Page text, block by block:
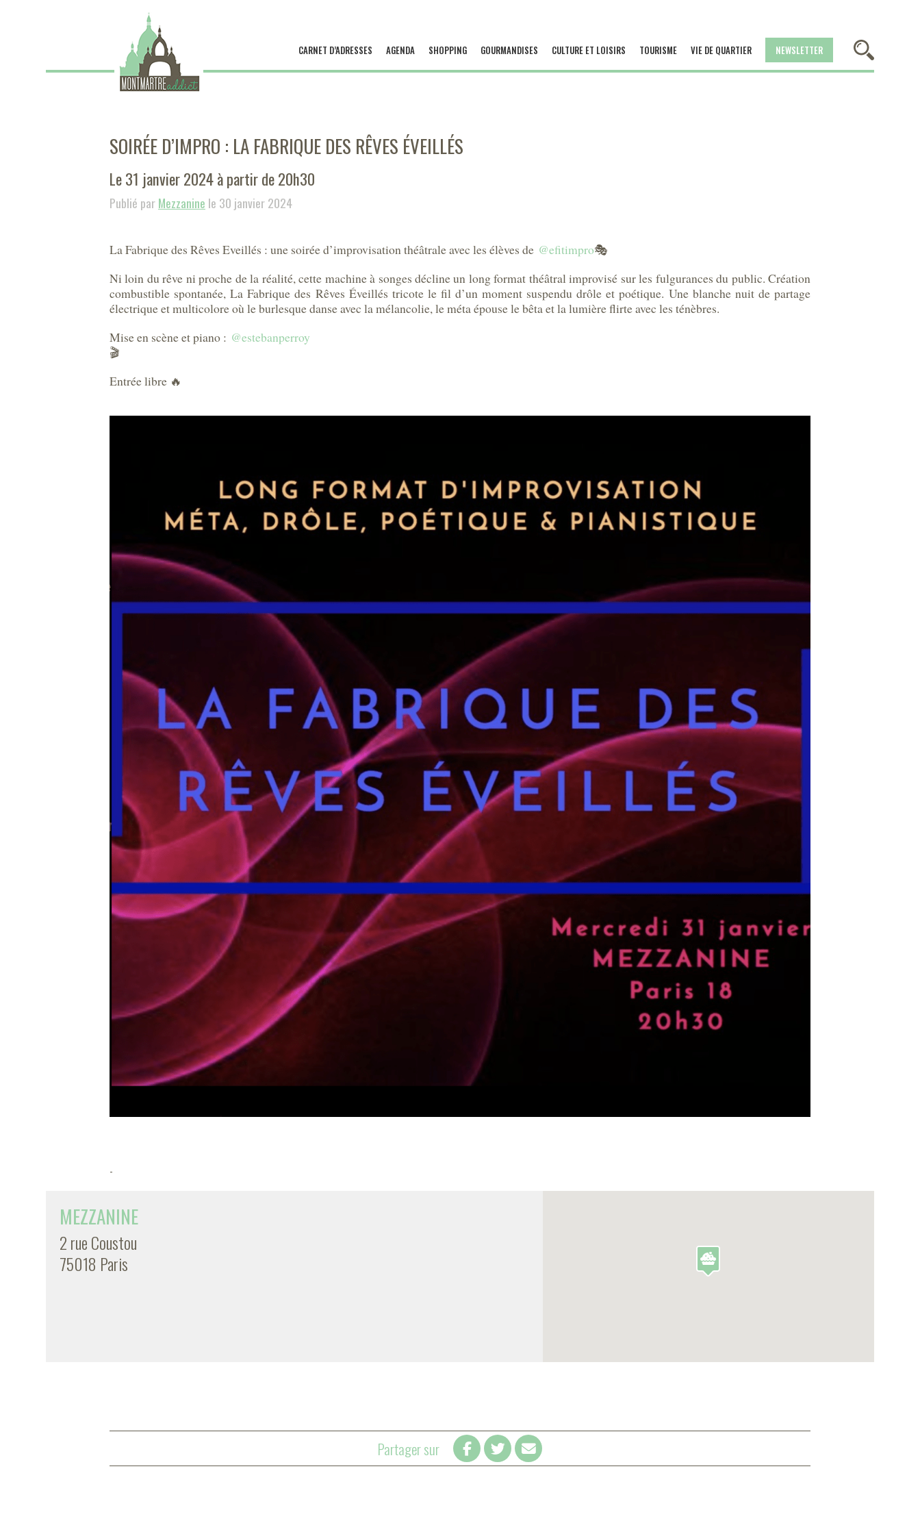
CARNET D’ADRESSES AGENDA SHOPPING GOURMANDISES CULTURE ET LOISIRS TOURISME VIE DE QUARTIER NEWSLETTER
SOIRÉE D’IMPRO : LA FABRIQUE DES RÊVES ÉVEILLÉS
Le 31 janvier 2024 à partir de 20h30
Publié parMezzanine le 30 janvier 2024
La Fabrique des Rêves Eveillés : une soirée d’improvisation théâtrale avec les élèves de @efitimpro🎭
Ni loin du rêve ni proche de la réalité, cette machine à songes décline un long format théâtral improvisé sur les fulgurances du public. Création
combustible spontanée, La Fabrique des Rêves Éveillés tricote le fil d’un moment suspendu drôle et poétique. Une blanche nuit de partage
électrique et multicolore où le burlesque danse avec la mélancolie, le méta épouse le bêta et la lumière flirte avec les ténèbres.
Mise en scène et piano : @estebanperroy
🎬
Entrée libre 🔥
-
MEZZANINE
2 rue Coustou
75018 Paris
Partager sur